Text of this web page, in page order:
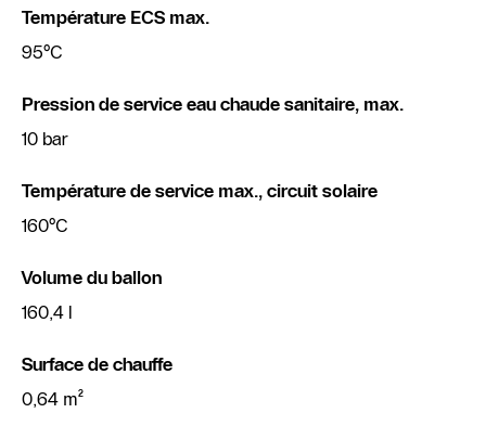
Température ECS max.
95°C
Pression de service eau chaude sanitaire, max.
10 bar
Température de service max., circuit solaire
160°C
Volume du ballon
160,4 l
Surface de chauffe
0,64 m²